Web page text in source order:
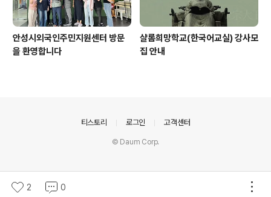
안성시외국인주민지원센터 방문
을 환영합니다
샬롬희망학교(한국어교실) 강사모
집 안내
2 0
티스토리 로그인 고객센터
© Daum Corp.